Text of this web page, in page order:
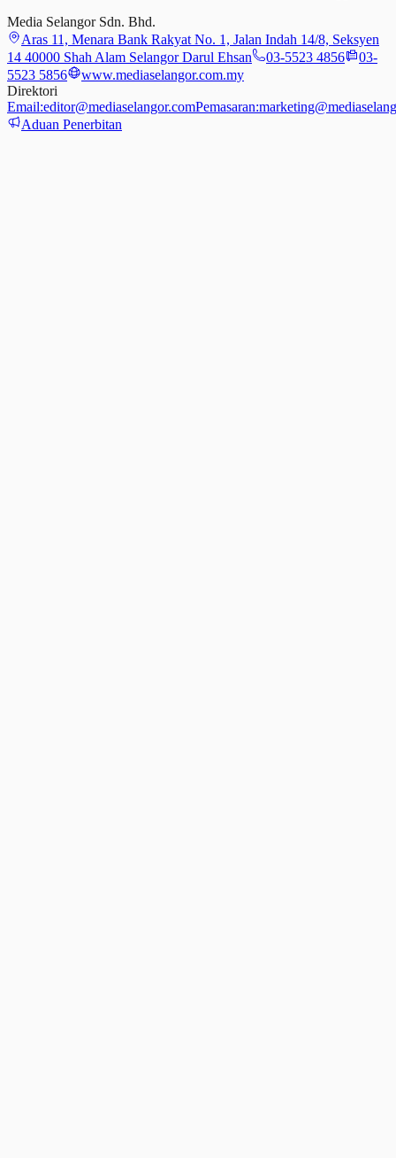
Media Selangor Sdn. Bhd.
Aras 11, Menara Bank Rakyat No. 1, Jalan Indah 14/8, Seksyen
14 40000 Shah Alam Selangor Darul Ehsan
03-5523 4856
03-
5523 5856
www.mediaselangor.com.my
Direktori
Email:editor@mediaselangor.comPemasaran:
Aduan Penerbitan